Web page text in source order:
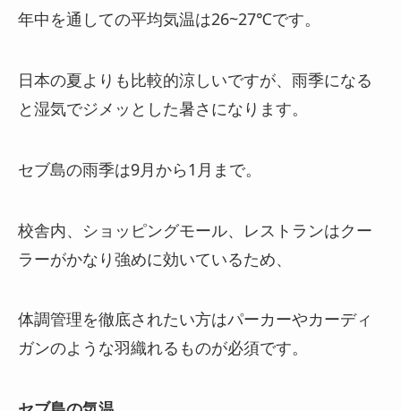
年中を通しての平均気温は26~27℃です。
日本の夏よりも比較的涼しいですが、雨季になる
と湿気でジメッとした暑さになります。
セブ島の雨季は9月から1月まで。
校舎内、ショッピングモール、レストランはクー
ラーがかなり強めに効いているため、
体調管理を徹底されたい方はパーカーやカーディ
ガンのような羽織れるものが必須です。